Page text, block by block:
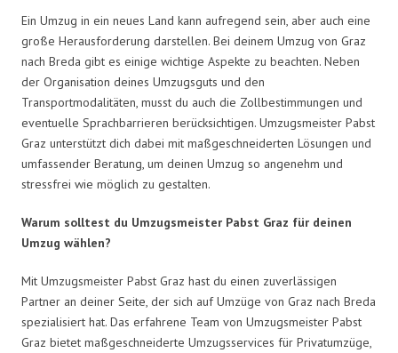
Ein Umzug in ein neues Land kann aufregend sein, aber auch eine
große Herausforderung darstellen. Bei deinem Umzug von Graz
nach Breda gibt es einige wichtige Aspekte zu beachten. Neben
der Organisation deines Umzugsguts und den
Transportmodalitäten, musst du auch die Zollbestimmungen und
eventuelle Sprachbarrieren berücksichtigen. Umzugsmeister Pabst
Graz unterstützt dich dabei mit maßgeschneiderten Lösungen und
umfassender Beratung, um deinen Umzug so angenehm und
stressfrei wie möglich zu gestalten.
Warum solltest du Umzugsmeister Pabst Graz für deinen
Umzug wählen?
Mit Umzugsmeister Pabst Graz hast du einen zuverlässigen
Partner an deiner Seite, der sich auf Umzüge von Graz nach Breda
spezialisiert hat. Das erfahrene Team von Umzugsmeister Pabst
Graz bietet maßgeschneiderte Umzugsservices für Privatumzüge,